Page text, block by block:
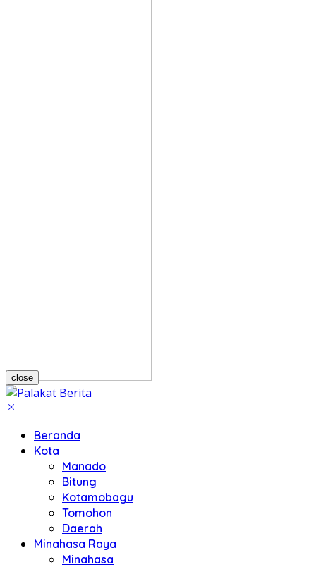
close
Beranda
Kota
Manado
Bitung
Kotamobagu
Tomohon
Daerah
Minahasa Raya
Minahasa